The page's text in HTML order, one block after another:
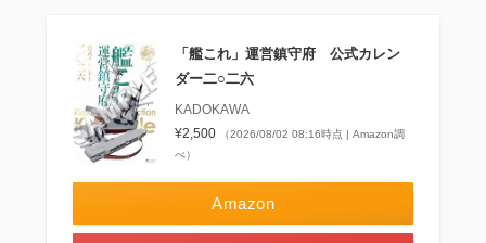
「艦これ」運営鎮守府 公式カレン
ダー二○二六
KADOKAWA
¥2,500
（2026/08/02 08:16時点 | Amazon調
べ）
Amazon